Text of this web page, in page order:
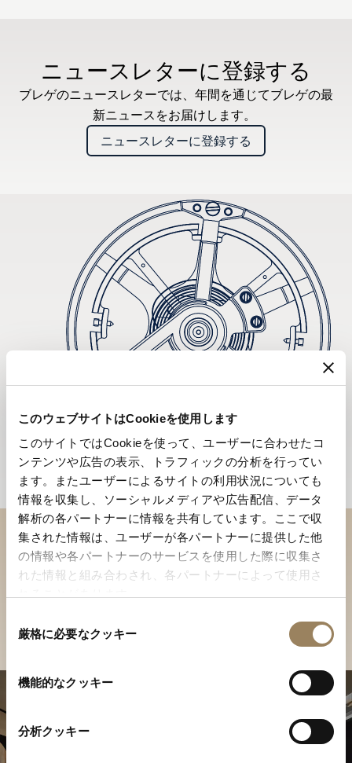
このウェブサイトはCookieを使用します
このサイトではCookieを使って、ユーザーに合わせたコ
ンテンツや広告の表示、トラフィックの分析を行ってい
ます。またユーザーによるサイトの利用状況についても
情報を収集し、ソーシャルメディアや広告配信、データ
解析の各パートナーに情報を共有しています。ここで収
集された情報は、ユーザーが各パートナーに提供した他
の情報や各パートナーのサービスを使用した際に収集さ
れた情報と組み合わされ、各パートナーによって使用さ
選
厳格に必要なクッキー
機能的なクッキー
分析クッキー
ニュースレターに登録する
ブレゲのニュースレターでは、年間を通じてブレゲの最
新ニュースをお届けします。
ニュースレターに登録する
ブティックでコレクションを
ご覧ください